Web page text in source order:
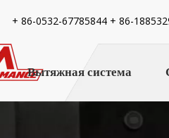
+ 86-0532-67785844 + 86-
Вытяжная система